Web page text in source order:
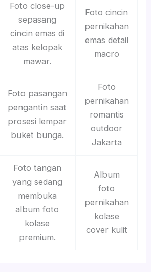
Foto close-up
sepasang
cincin emas di
atas kelopak
mawar.
Foto cincin
pernikahan
emas detail
macro
Foto pasangan
pengantin saat
prosesi lempar
buket bunga.
Foto
pernikahan
romantis
outdoor
Jakarta
Foto tangan
yang sedang
membuka
album foto
kolase
premium.
Album
foto
pernikahan
kolase
cover kulit